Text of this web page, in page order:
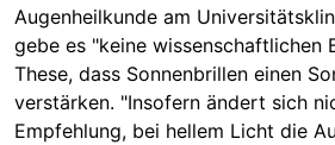
Augenheilkunde am
gebe es "keine wissenschaftlichen
These, dass Sonnenbrillen einen
verstärken. "Insofern ändert sich
Empfehlung, bei hellem Licht die